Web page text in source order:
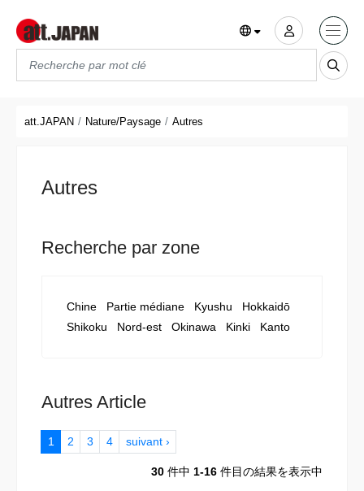
att.JAPAN Nature/Paysage Autres
Autres
Recherche par zone
Chine Partie médiane Kyushu
Hokkaidō
Shikoku
Nord-est Okinawa Kinki Kanto
Autres Article
1 2 3 4 suivant ›
30 件中 1-16 件目の結果を表示中